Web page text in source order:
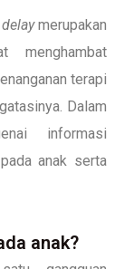
merupakan
menghambat
terapi
Dalam
informasi
anak serta
anak?